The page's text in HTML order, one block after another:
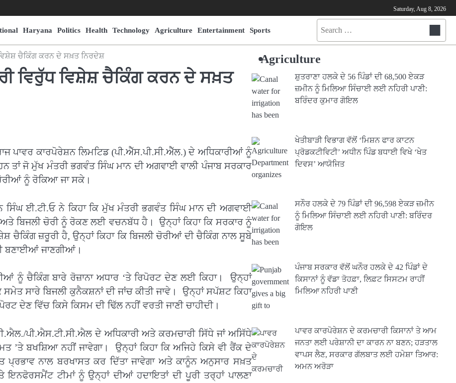
Saturday, Aug 8, 2026
Haryana Politics Health Technology Agriculture Entertainment Sports
Search
ਚੈਕਿੰਗ ਕਰਨ ਦੇ ਸਖ਼ਤ ਨਿਰਦੇਸ਼
ਵਿਰੁੱਧ ਵਿਸ਼ੇਸ਼ ਚੈਕਿੰਗ ਕਰਨ ਦੇ ਸਖ਼ਤ
ਪਾਵਰ ਕਾਰਪੋਰੇਸ਼ਨ ਲਿਮਟਿਡ (ਪੀ.ਐੱਸ.ਪੀ.ਸੀ.ਐੱਲ.) ਦੇ ਅਧਿਕਾਰੀਆਂ ਨੂੰ
ਜੋ ਮੁੱਖ ਮੰਤਰੀ ਭਗਵੰਤ ਸਿੰਘ ਮਾਨ ਦੀ ਅਗਵਾਈ ਵਾਲੀ ਪੰਜਾਬ ਸਰਕਾਰ
ਚੋਰੀਆਂ ਨੂੰ ਰੋਕਿਆ ਜਾ ਸਕੇ।
ਈ.ਟੀ.ਓ ਨੇ ਕਿਹਾ ਕਿ ਮੁੱਖ ਮੰਤਰੀ ਭਗਵੰਤ ਸਿੰਘ ਮਾਨ ਦੀ ਅਗਵਾਈ
ਅਤੇ ਬਿਜਲੀ ਚੋਰੀ ਨੂੰ ਰੋਕਣ ਲਈ ਵਚਨਬੱਧ ਹੈ। ਉਨ੍ਹਾਂ ਕਿਹਾ ਕਿ ਸਰਕਾਰ ਨੂੰ
ਚੈਕਿੰਗ ਜ਼ਰੂਰੀ ਹੈ, ਉਨ੍ਹਾਂ ਕਿਹਾ ਕਿ ਬਿਜਲੀ ਚੋਰੀਆਂ ਦੀ ਚੈਕਿੰਗ ਨਾਲ ਸੂਬੇ
ਬਣਾਈਆਂ ਜਾਣਗੀਆਂ।
ਨੂੰ ਚੈਕਿੰਗ ਬਾਰੇ ਰੋਜ਼ਾਨਾ ਅਧਾਰ ‘ਤੇ ਰਿਪੋਰਟ ਦੇਣ ਲਈ ਕਿਹਾ। ਉਨ੍ਹਾਂ
ਸਾਰੇ ਬਿਜਲੀ ਕੁਨੈਕਸ਼ਨਾਂ ਦੀ ਜਾਂਚ ਕੀਤੀ ਜਾਵੇ। ਉਨ੍ਹਾਂ ਸਪੱਸ਼ਟ ਕਿਹਾ
ਦੇਣ ਵਿੱਚ ਕਿਸੇ ਕਿਸਮ ਦੀ ਢਿੱਲ ਨਹੀਂ ਵਰਤੀ ਜਾਣੀ ਚਾਹੀਦੀ।
ਪੀ.ਐਸ.ਟੀ.ਸੀ.ਐਲ ਦੇ ਅਧਿਕਾਰੀ ਅਤੇ ਕਰਮਚਾਰੀ ਸਿੱਧੇ ਜਾਂ ਅਸਿੱਧੇ
’ਤੇ ਬਖਸ਼ਿਆ ਨਹੀਂ ਜਾਵੇਗਾ। ਉਨ੍ਹਾਂ ਕਿਹਾ ਕਿ ਅਜਿਹੇ ਕਿਸੇ ਵੀ ਰੈਂਕ ਦੇ
ਪ੍ਰਭਾਵ ਨਾਲ ਬਰਖਾਸਤ ਕਰ ਦਿੱਤਾ ਜਾਵੇਗਾ ਅਤੇ ਕਾਨੂੰਨ ਅਨੁਸਾਰ ਸਖ਼ਤ
ਇਨਫੋਰਸਮੈਂਟ ਟੀਮਾਂ ਨੂੰ ਉਨ੍ਹਾਂ ਦੀਆਂ ਹਦਾਇਤਾਂ ਦੀ ਪੂਰੀ ਤਰ੍ਹਾਂ ਪਾਲਣਾ
Agriculture
ਸ਼ੁਤਰਾਣਾ ਹਲਕੇ ਦੇ 56 ਪਿੰਡਾਂ ਦੀ 68,500 ਏਕੜ
ਜ਼ਮੀਨ ਨੂੰ ਮਿਲਿਆ ਸਿੰਚਾਈ ਲਈ ਨਹਿਰੀ ਪਾਣੀ:
ਬਰਿੰਦਰ ਕੁਮਾਰ ਗੋਇਲ
ਖੇਤੀਬਾੜੀ ਵਿਭਾਗ ਵੱਲੋਂ ‘ਮਿਸ਼ਨ ਫਾਰ ਕਾਟਨ
ਪ੍ਰੋਡਕਟੀਵਿਟੀ’ ਅਧੀਨ ਪਿੰਡ ਬਧਾਈ ਵਿਖੇ ‘ਖੇਤ
ਦਿਵਸ’ ਆਯੋਜਿਤ
ਸਨੌਰ ਹਲਕੇ ਦੇ 79 ਪਿੰਡਾਂ ਦੀ 96,598 ਏਕੜ ਜ਼ਮੀਨ
ਨੂੰ ਮਿਲਿਆ ਸਿੰਚਾਈ ਲਈ ਨਹਿਰੀ ਪਾਣੀ: ਬਰਿੰਦਰ
ਗੋਇਲ
ਪੰਜਾਬ ਸਰਕਾਰ ਵੱਲੋਂ ਘਨੌਰ ਹਲਕੇ ਦੇ 42 ਪਿੰਡਾਂ ਦੇ
ਕਿਸਾਨਾਂ ਨੂੰ ਵੱਡਾ ਤੋਹਫ਼ਾ, ਲਿਫ਼ਟ ਸਿਸਟਮ ਰਾਹੀਂ
ਮਿਲਿਆ ਨਹਿਰੀ ਪਾਣੀ
ਪਾਵਰ ਕਾਰਪੋਰੇਸ਼ਨ ਦੇ ਕਰਮਚਾਰੀ ਕਿਸਾਨਾਂ ਤੇ ਆਮ
ਜਨਤਾ ਲਈ ਪਰੇਸ਼ਾਨੀ ਦਾ ਕਾਰਨ ਨਾ ਬਣਨ; ਹੜਤਾਲ
ਵਾਪਸ ਲੈਣ, ਸਰਕਾਰ ਗੱਲਬਾਤ ਲਈ ਹਮੇਸ਼ਾ ਤਿਆਰ:
ਅਮਨ ਅਰੋੜਾ